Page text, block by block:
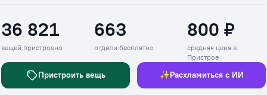
Вещей пристроено
36 821
вещей пристроено
Отдали бесплатно
663
отдали бесплатно
Средняя цена в
800 ₽
средняя цена в
Пристрое
Пристроить вещь ✨Расхламиться с ИИ